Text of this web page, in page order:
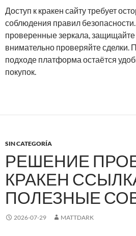
Доступ к кракен сайту требует
соблюдения правил
проверенные зеркала,
внимательно проверяйте сделки.
подходе платформа остаётся
покупок.
SIN CATEGORÍA
РЕШЕНИЕ
КРАКЕН
ПОЛЕЗНЫЕ
2026-07-29 MATTDARK